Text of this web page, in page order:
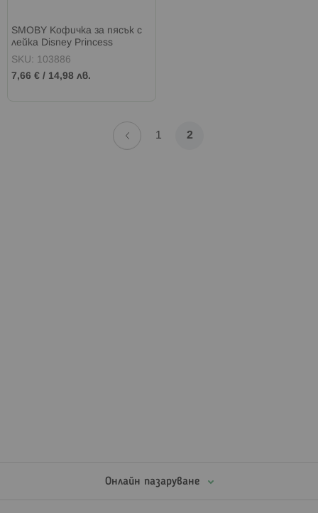
SMOBY Кофичка за пясък с
лейка Disney Princess
SKU: 103886
7,66 € / 14,98 лв.
Страница
Назад
Страница
1 В
2
Онлайн пазаруване